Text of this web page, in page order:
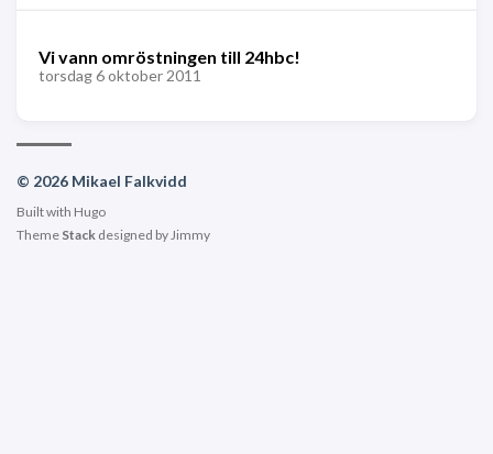
Vi vann omröstningen till 24hbc!
torsdag 6 oktober 2011
© 2026 Mikael Falkvidd
Built with Hugo
Theme Stack designed by Jimmy